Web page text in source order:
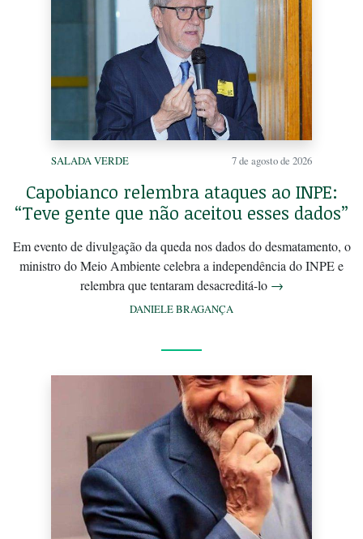
SALADA VERDE 7 de agosto de 2026
Capobianco relembra ataques ao INPE:
“Teve gente que não aceitou esses dados”
Em evento de divulgação da queda nos dados do desmatamento, o
ministro do Meio Ambiente celebra a independência do INPE e
relembra que tentaram desacreditá-lo →
DANIELE BRAGANÇA